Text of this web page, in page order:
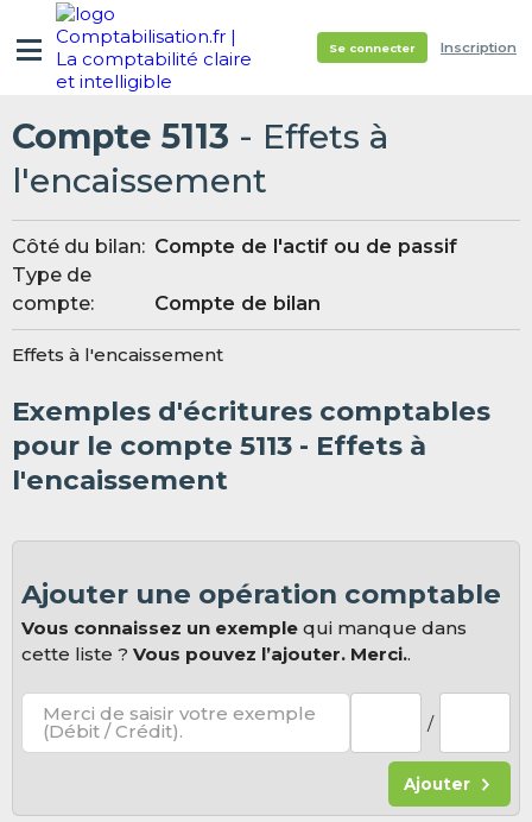
Se connecter Inscription
Compte 5113 - Effets à
l'encaissement
Côté du bilan: Compte de l'actif ou de passif
Type de
compte:
Compte de bilan
Effets à l'encaissement
Exemples d'écritures comptables
pour le compte 5113 - Effets à
l'encaissement
Ajouter une opération comptable
Vous connaissez un exemple qui manque dans
cette liste ?Vous pouvez l’ajouter. Merci..
Merci de saisir votre exemple
(Débit / Crédit). /
Ajouter